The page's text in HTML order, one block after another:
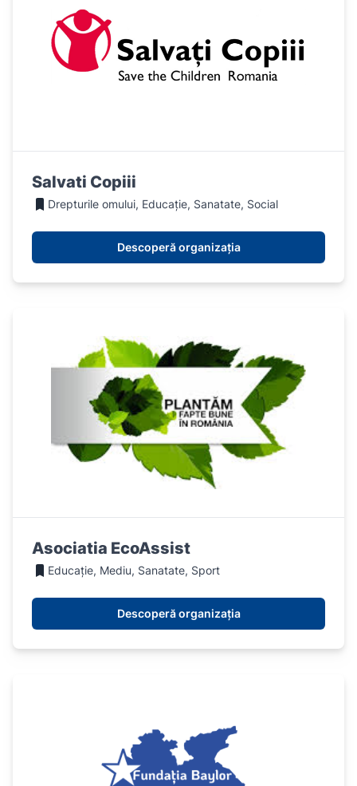
Salvati Copiii
Drepturile omului, Educație, Sanatate, Social
Descoperă organizația
Asociatia EcoAssist
Educație, Mediu, Sanatate, Sport
Descoperă organizația